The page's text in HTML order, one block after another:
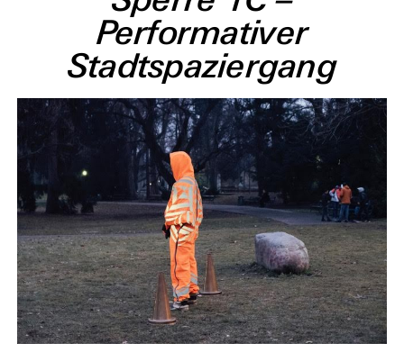
Performativer
Stadtspaziergang